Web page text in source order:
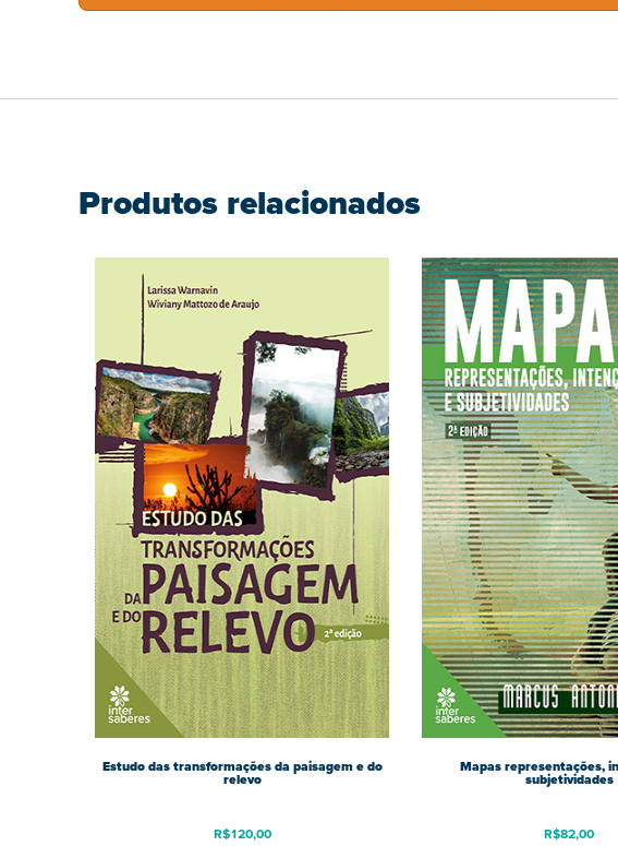
Produtos relacionados
Estudo das transformações da paisagem e do
relevo
R$120,00
Mapas representações,
subjetividades
R$82,00